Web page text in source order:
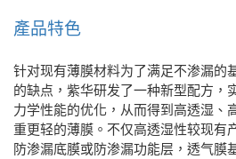
產品特色
针对现有薄膜材料为了满足不渗漏的
的缺点，紫华研发了一种新型配方，
力学性能的优化，从而得到高透湿、
重更轻的薄膜。不仅高透湿性较现有
防渗漏底膜或防渗漏功能层，透气膜